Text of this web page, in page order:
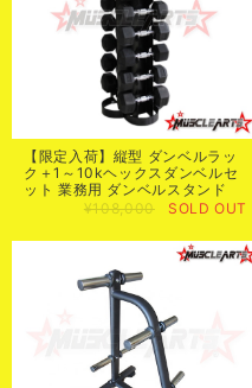
【限定入荷】縦型 ダンベルラッ
ク＋1～10kヘックスダンベルセ
ット 業務用 ダンベルスタンド
¥108,000
SOLD OUT